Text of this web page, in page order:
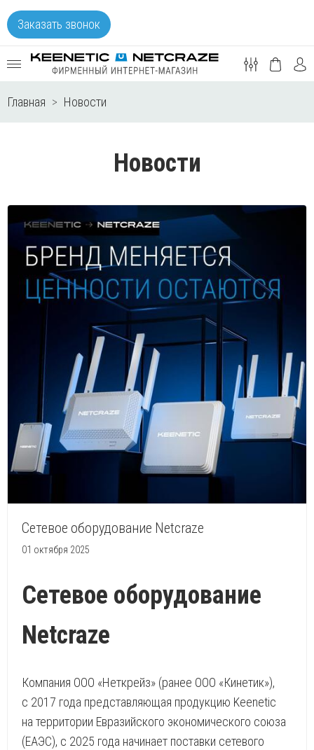
Заказать звонок
Главная Новости
Новости
Сетевое оборудование Netcraze
01 октября 2025
Сетевое оборудование
Netcraze
Компания ООО «Неткрейз» (ранее ООО «Кинетик»),
с 2017 года представляющая продукцию Keenetic
на территории Евразийского экономического союза
(ЕАЭС), с 2025 года начинает поставки сетевого